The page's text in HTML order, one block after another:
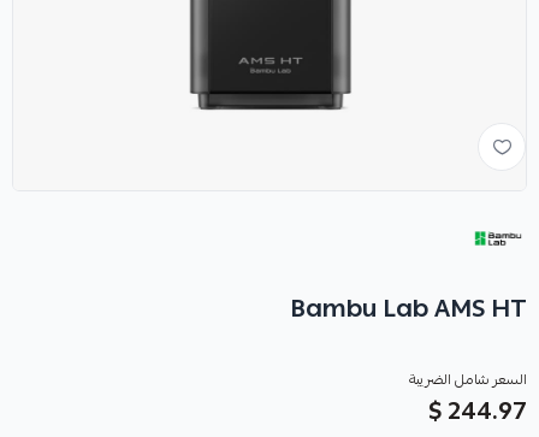
Bambu Lab AMS HT
السعر شامل الضريبة
244.97 $